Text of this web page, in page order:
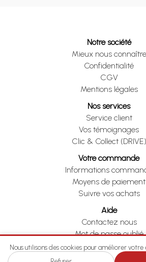
Notre société
Mieux nous connaître
Confidentialité
CGV
Mentions légales
Nos services
Service client
Vos témoignages
Clic & Collect (DRIVE)
Votre commande
Informations
Moyens de paiement
Suivre vos achats
Aide
Contactez nous
Mot de passe oublié
Je me rétracte
Nous utilisons des cookies pour améliorer votre